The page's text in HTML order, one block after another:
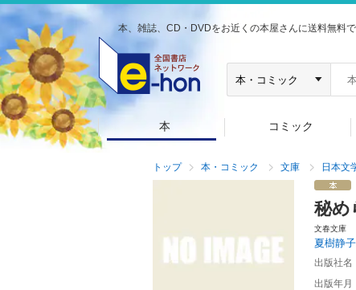
本、雑誌、CD・DVDをお近くの本屋さんに送料無料で
本 コミック
トップ 本・コミック 文庫 日本文
秘め
文春文庫
夏樹静
出版社名
出版年月